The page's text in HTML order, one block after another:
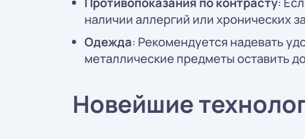
наличии аллергий или хронических
Одежда: Рекомендуется надевать
металлические предметы оставить
Новейшие